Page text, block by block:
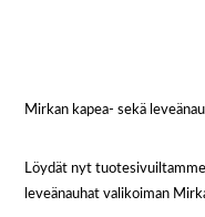
Mirkan kapea- sekä
Löydät nyt
leveänauhat valikoiman